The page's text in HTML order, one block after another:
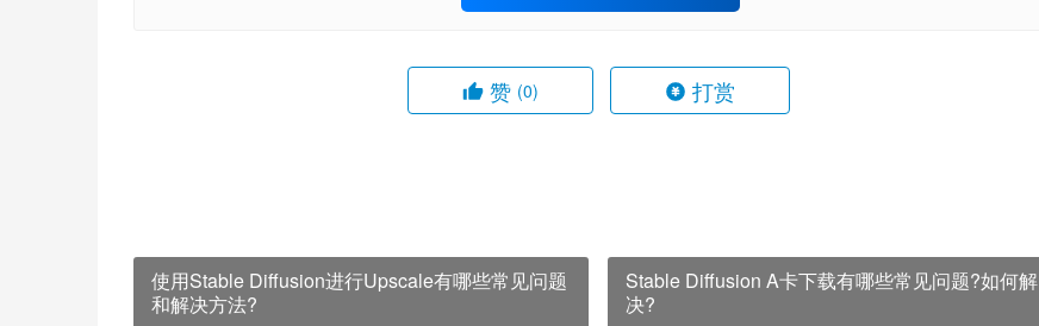
赞 (0) 打赏
使用Stable Diffusion进行Upscale有哪些常见问题
和解决方法?
Stable Diffusion A卡下载有哪些常见问题?如何解
决?